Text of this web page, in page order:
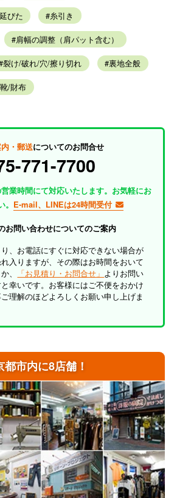
都市内に8店舗！
びた 糸引き
肩幅の調整（肩パット含む）
裂け/破れ/穴/擦り切れ 裏地全般
/財布
・郵送についてのお問合せ
771-7700
業時間にて対応いたします。お気軽にお
E-mail、LINEは24時間受付
お問い合わせについてのご案内
、お電話にすぐに対応できない場合が
入りますが、その際はお時間をおいて
、
「お見積り・お問合せ」 よりお問い
幸いです。お客様にはご不便をおかけ
理解のほどよろしくお願い申し上げま